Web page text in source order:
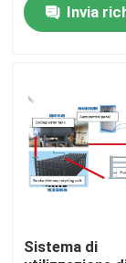
Casa.
Chi Siamo
dell'ambiente
Invia
Sistema di